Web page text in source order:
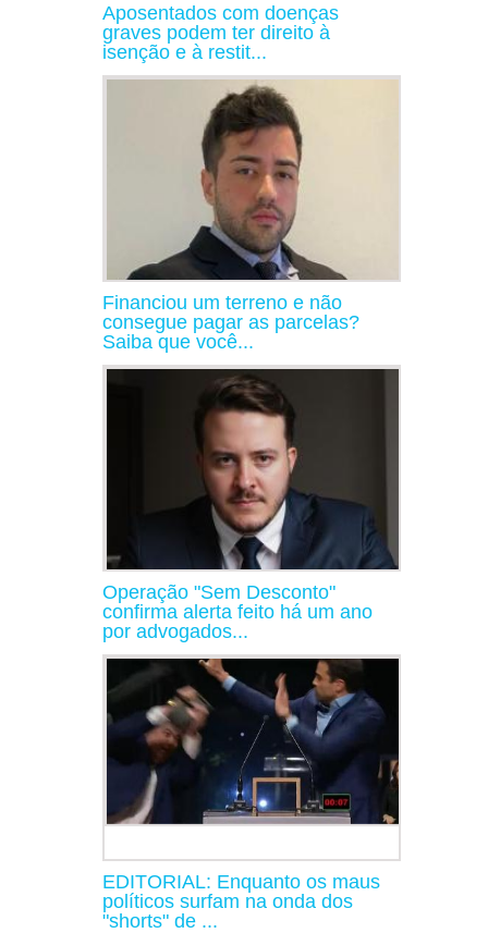
Aposentados com doenças
graves podem ter direito à
isenção e à restit...
Financiou um terreno e não
consegue pagar as parcelas?
Saiba que você...
Operação "Sem Desconto"
confirma alerta feito há um ano
por advogados...
EDITORIAL: Enquanto os maus
políticos surfam na onda dos
"shorts" de ...